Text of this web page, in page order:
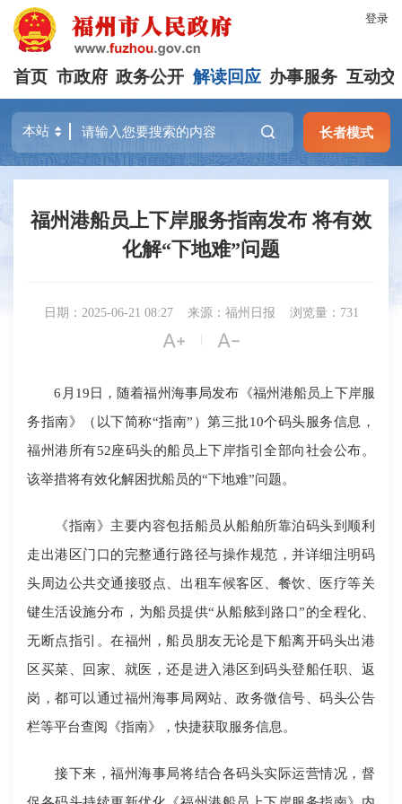
登录
首页 市政府 政务公开 解读回应 办事服务 互动交
长者模式
福州港船员上下岸服务指南发布 将有效
化解“下地难”问题
日期：2025-06-21 08:27 来源：福州日报 浏览量：731
 | 
6月19日，随着福州海事局发布《福州港船员上下岸服
务指南》（以下简称“指南”）第三批10个码头服务信息，
福州港所有52座码头的船员上下岸指引全部向社会公布。
该举措将有效化解困扰船员的“下地难”问题。
《指南》主要内容包括船员从船舶所靠泊码头到顺利
走出港区门口的完整通行路径与操作规范，并详细注明码
头周边公共交通接驳点、出租车候客区、餐饮、医疗等关
键生活设施分布，为船员提供“从船舷到路口”的全程化、
无断点指引。在福州，船员朋友无论是下船离开码头出港
区买菜、回家、就医，还是进入港区到码头登船任职、返
岗，都可以通过福州海事局网站、政务微信号、码头公告
栏等平台查阅《指南》，快捷获取服务信息。
接下来，福州海事局将结合各码头实际运营情况，督